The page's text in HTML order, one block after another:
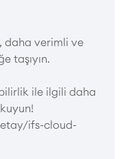
daha verimli ve
taşıyın.
ile ilgili daha
ifs-cloud-